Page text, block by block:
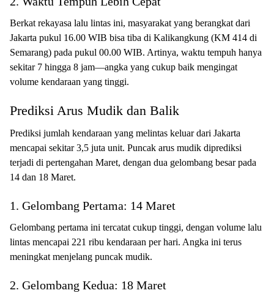
Berkat rekayasa lalu lintas ini, masyarakat yang berangkat dari
Jakarta pukul 16.00 WIB bisa tiba di Kalikangkung (KM 414 di
Semarang) pada pukul 00.00 WIB. Artinya, waktu tempuh hanya
sekitar 7 hingga 8 jam—angka yang cukup baik mengingat
volume kendaraan yang tinggi.
Prediksi Arus Mudik dan Balik
Prediksi jumlah kendaraan yang melintas keluar dari Jakarta
mencapai sekitar 3,5 juta unit. Puncak arus mudik diprediksi
terjadi di pertengahan Maret, dengan dua gelombang besar pada
14 dan 18 Maret.
1. Gelombang Pertama: 14 Maret
Gelombang pertama ini tercatat cukup tinggi, dengan volume lalu
lintas mencapai 221 ribu kendaraan per hari. Angka ini terus
meningkat menjelang puncak mudik.
2. Gelombang Kedua: 18 Maret